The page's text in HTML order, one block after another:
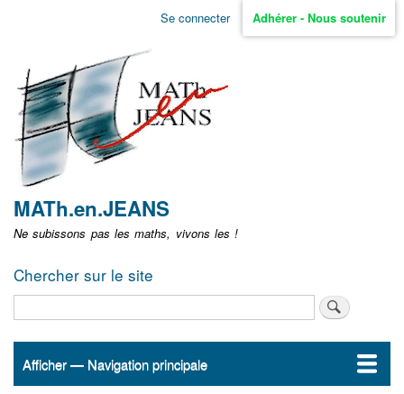
Aller
non
identifié
Se connecter Adhérer - Nous soutenir
MATh.en.JEANS
Ne subissons pas les maths, vivons les !
Chercher sur le site
Navigation
Afficher — Navigation principale